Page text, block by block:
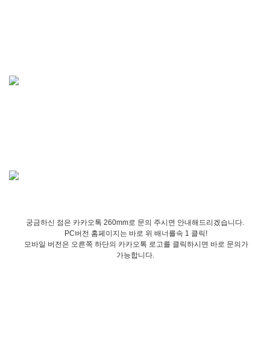
궁금하신 점은 카카오톡 260mm로 문의 주시면 안내해드리겠습니다.
PC버전 홈페이지는 바로 위 배너를속 1 클릭!
모바일 버전은 오른쪽 하단의 카카오톡 로고를 클릭하시면 바로 문의가
가능합니다.